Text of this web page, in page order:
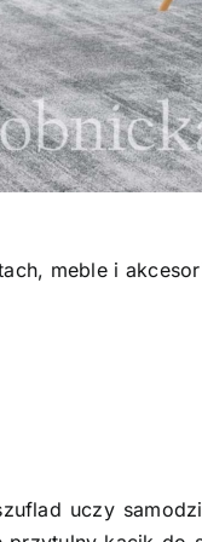
meble i
uczy